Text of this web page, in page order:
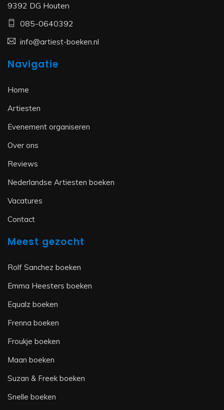
9392 DG Houten
085-0640392
info@artiest-boeken.nl
Navigatie
Home
Artiesten
Evenement organiseren
Over ons
Reviews
Nederlandse Artiesten boeken
Vacatures
Contact
Meest gezocht
Rolf Sanchez boeken
Emma Heesters boeken
Equalz boeken
Frenna boeken
Froukje boeken
Maan boeken
Suzan & Freek boeken
Snelle boeken